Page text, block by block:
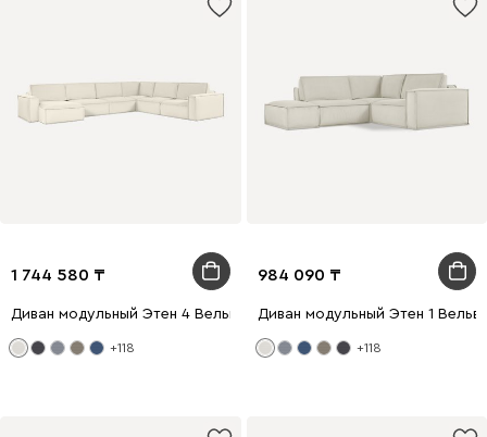
1 744 580
Диван модульный Этен 4 Вельвет Молочный
+118
984 090
Диван модульный Этен 1
+118